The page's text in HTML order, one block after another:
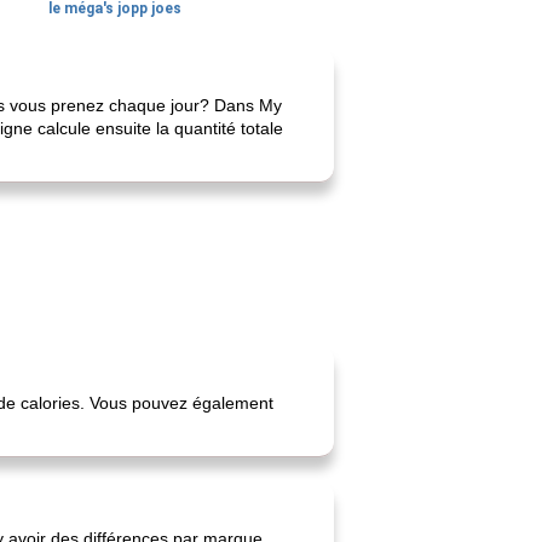
le méga's jopp joes
vous prenez chaque jour? Dans My
calcule ensuite la quantité totale
calories. Vous pouvez également